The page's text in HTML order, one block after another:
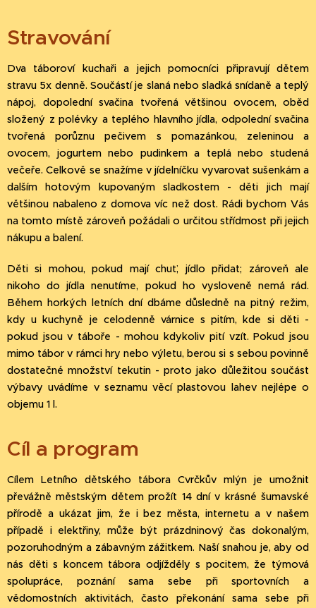
Stravování
Dva táboroví kuchaři a jejich pomocníci připravují dětem
stravu 5x denně. Součástí je slaná nebo sladká snídaně a teplý
nápoj, dopolední svačina tvořená většinou ovocem, oběd
složený z polévky a teplého hlavního jídla, odpolední svačina
tvořená porůznu pečivem s pomazánkou, zeleninou a
ovocem, jogurtem nebo pudinkem a teplá nebo studená
večeře. Celkově se snažíme v jídelníčku vyvarovat sušenkám a
dalším hotovým kupovaným sladkostem - děti jich mají
většinou nabaleno z domova víc než dost. Rádi bychom Vás
na tomto místě zároveň požádali o určitou střídmost při jejich
nákupu a balení.
Děti si mohou, pokud mají chuť, jídlo přidat; zároveň ale
nikoho do jídla nenutíme, pokud ho vysloveně nemá rád.
Během horkých letních dní dbáme důsledně na pitný režim,
kdy u kuchyně je celodenně várnice s pitím, kde si děti -
pokud jsou v táboře - mohou kdykoliv pití vzít. Pokud jsou
mimo tábor v rámci hry nebo výletu, berou si s sebou povinně
dostatečné množství tekutin - proto jako důležitou součást
výbavy uvádíme v seznamu věcí plastovou lahev nejlépe o
objemu 1 l.
Cíl a program
Cílem Letního dětského tábora Cvrčkův mlýn je umožnit
převážně městským dětem prožít 14 dní v krásné šumavské
přírodě a ukázat jim, že i bez města, internetu a v našem
případě i elektřiny, může být prázdninový čas dokonalým,
pozoruhodným a zábavným zážitkem. Naší snahou je, aby od
nás děti s koncem tábora odjížděly s pocitem, že týmová
spolupráce, poznání sama sebe při sportovních a
vědomostních aktivitách, často překonání sama sebe při